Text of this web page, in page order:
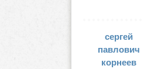
сергей
павлович
корнеев